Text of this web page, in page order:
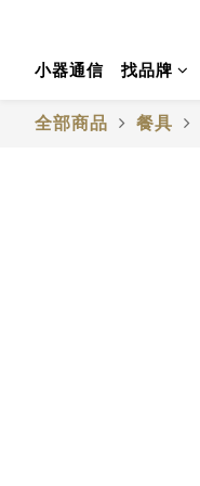
小器通信 找品牌
全部商品 餐具